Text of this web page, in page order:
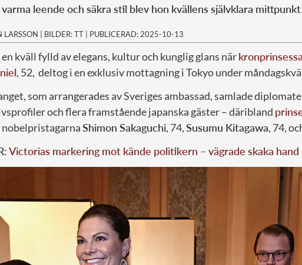
leende och säkra stil blev hon kvällens självklara
LARSSON | BILDER: TT | PUBLICERAD: 2025-10-13
kväll fylld av elegans, kultur och kunglig glans när
, 52, deltog i en exklusiv mottagning i Tokyo under
som arrangerades av Sveriges ambassad, samlade
och flera framstående japanska gäster – däribland
nobelpristagarnaShimon Sakaguchi, 74,Susumu Kitagawa, 74,
Victorias markering mot kände politikern – vägrade skaka hand